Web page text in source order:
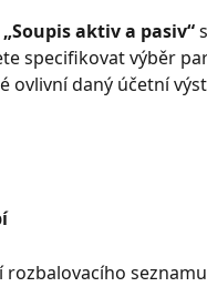
„Soupis aktiv a pasiv“
specifikovat výběr
ovlivní daný účetní
rozbalovacího